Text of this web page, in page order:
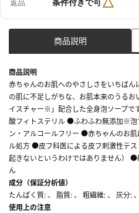
返品 条件付きで可
商品説明
商品説明
赤ちゃんのお肌へのやさしさをいちば
の肌に不足しがちな、お肌本来のうる
イスチャー※」配合した全身泡ソープ
酸フィトステリル ●ふわふわ無添加※
ン・アルコールフリー ●赤ちゃんのお
ル処方 ●皮フ科医による皮フ刺激性テ
起きないというわけではありません）
ん
成分（保証分析値）
たんぱく質: 、 脂質: 、 粗繊維: 、 灰分:
使用上の注意